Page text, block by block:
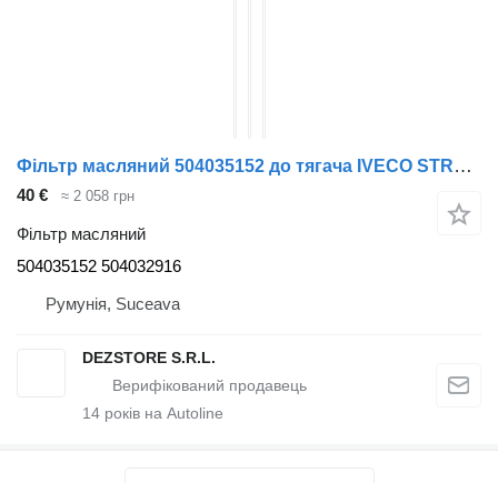
Фільтр масляний 504035152 до тягача IVECO STRALIS
40 € ≈ 2 058 грн
Фільтр масляний
504035152 504032916
Румунія, Suceava
DEZSTORE S.R.L.
14 років на Autoline